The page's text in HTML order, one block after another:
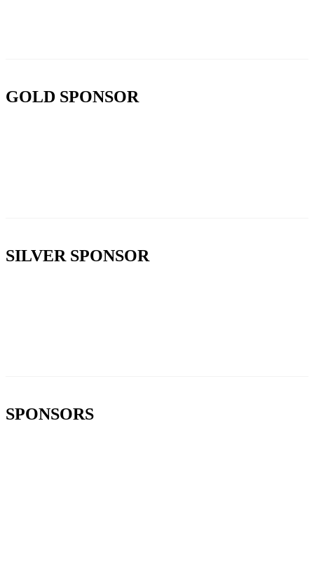
GOLD SPONSOR
SILVER SPONSOR
SPONSORS